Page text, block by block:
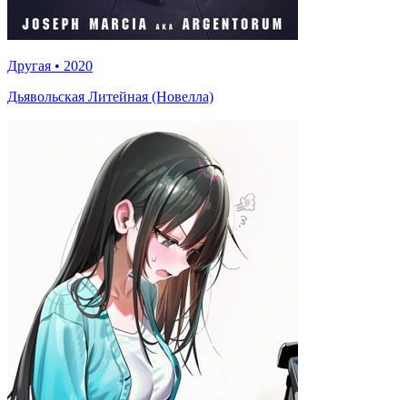
Другая • 2020
Дьявольская Литейная (Новелла)